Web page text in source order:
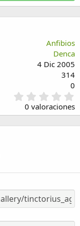
Anfibios
Denca
4 Dic 2005
314
0
,
0
(
)
0 valoraciones